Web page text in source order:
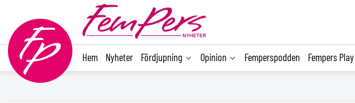
Hem Nyheter Fördjupning Opinion Femperspodden Fempers Play